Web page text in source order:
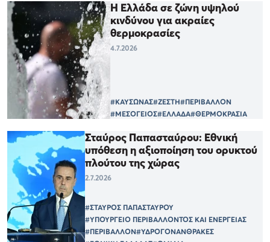
Η Ελλάδα σε ζώνη υψηλού
κινδύνου για ακραίες
θερμοκρασίες
4.7.2026
#ΚΑΥΣΩΝΑΣ#ΖΕΣΤΗ#ΠΕΡΙΒΑΛΛΟΝ
#ΜΕΣΟΓΕΙΟΣ#ΕΛΛΑΔΑ#ΘΕΡΜΟΚΡΑΣΙΑ
Σταύρος Παπασταύρου: Εθνική
υπόθεση η αξιοποίηση του ορυκτού
πλούτου της χώρας
2.7.2026
#ΣΤΑΥΡΟΣ ΠΑΠΑΣΤΑΥΡΟΥ
#ΥΠΟΥΡΓΕΙΟ ΠΕΡΙΒΑΛΛΟΝΤΟΣ ΚΑΙ ΕΝΕΡΓΕΙΑΣ
#ΠΕΡΙΒΑΛΛΟΝ#ΥΔΡΟΓΟΝΑΝΘΡΑΚΕΣ